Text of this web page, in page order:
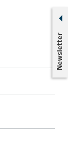
Newsletter